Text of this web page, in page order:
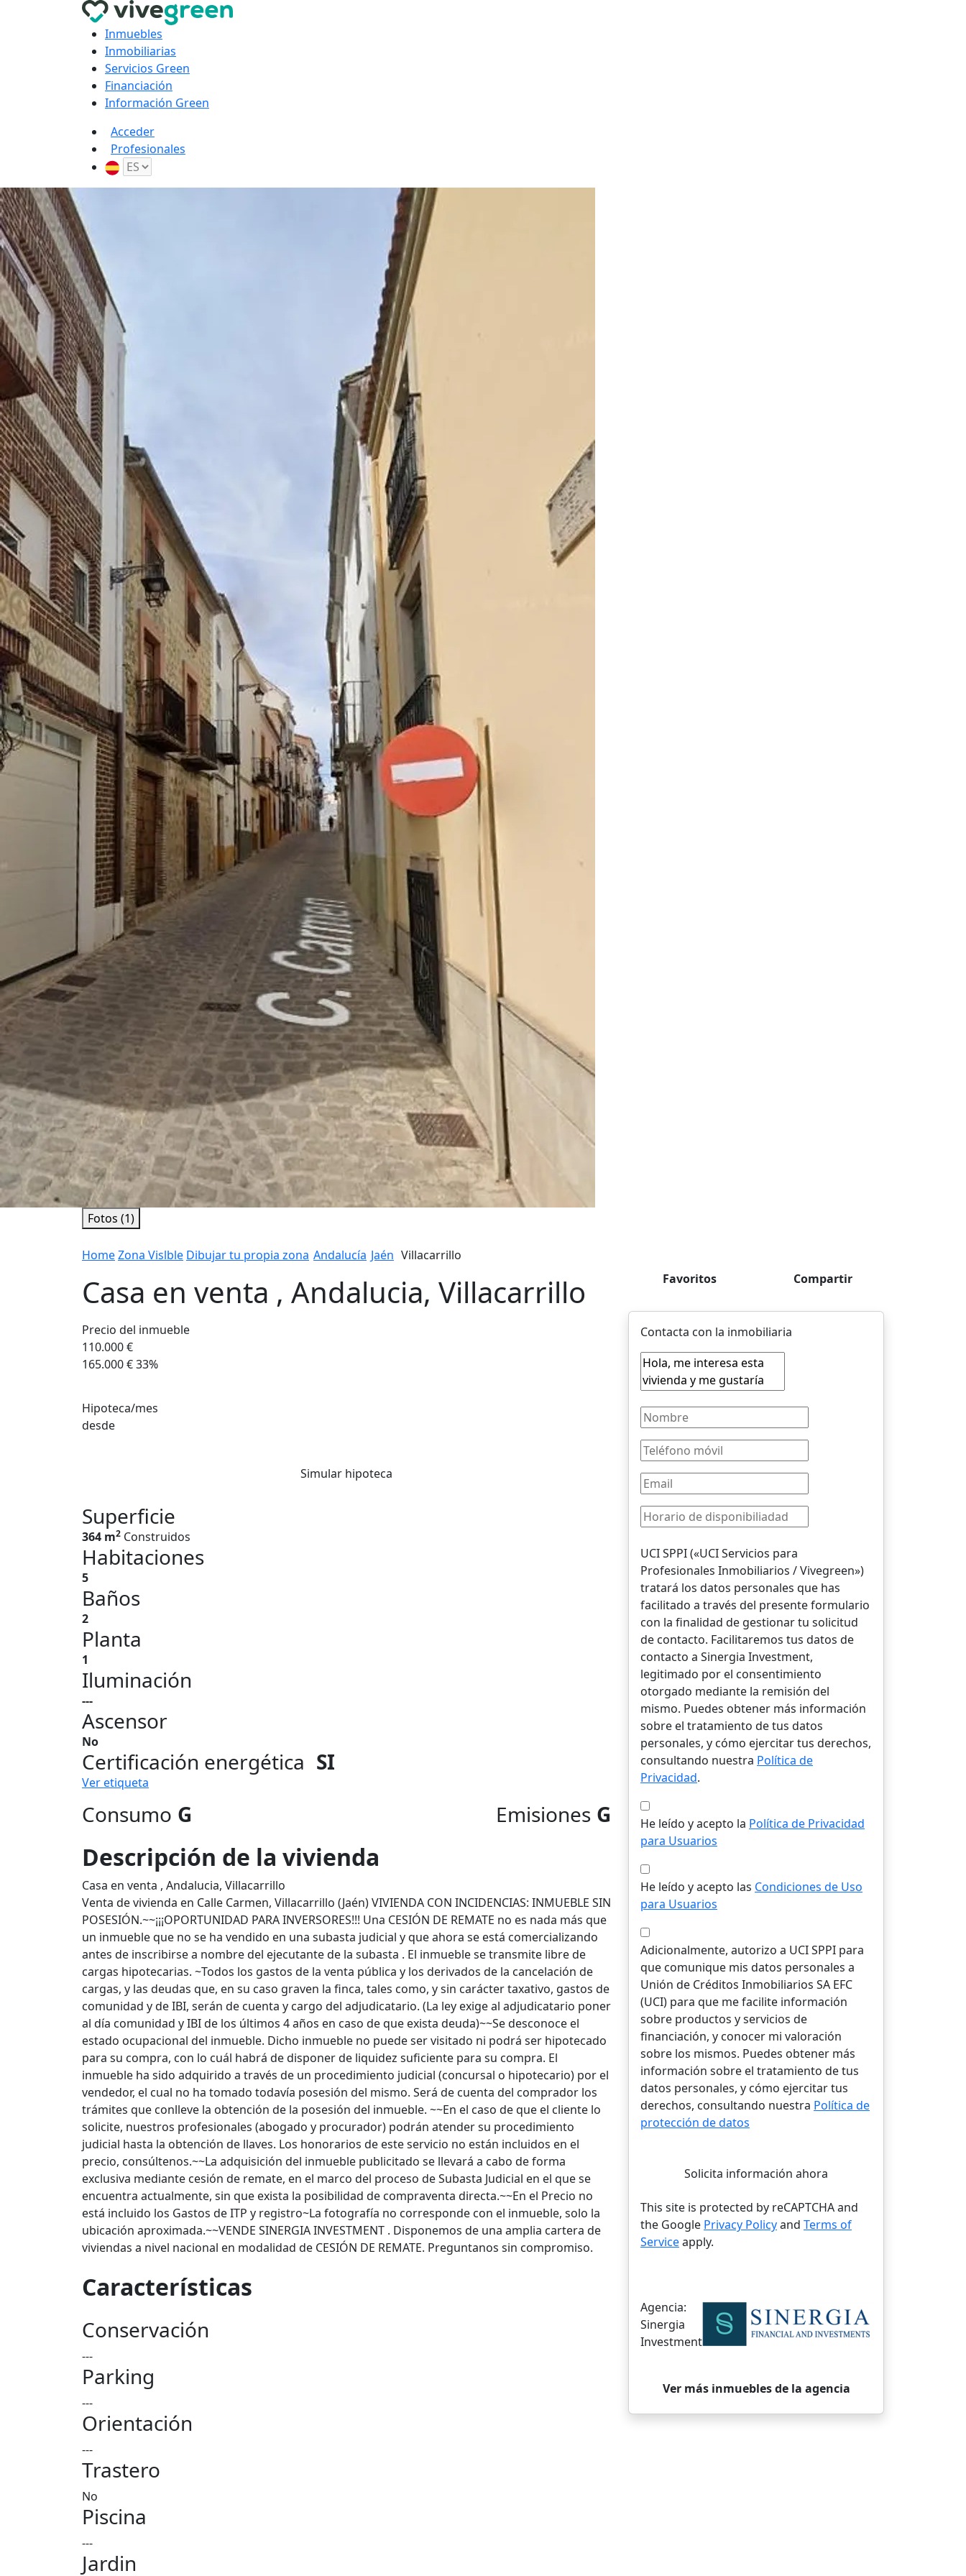
Inmuebles
Inmobiliarias
Servicios Green
Financiación
Información Green
Acceder
Profesionales
Fotos (1)
HomeZona Vislble Dibujar tu propia zona Andalucía Jaén Villacarrillo
Casa en venta , Andalucia, Villacarrillo
Precio del inmueble
110.000 €
165.000 €33%
Hipoteca/mes
desde
Simular hipoteca
Superficie
364 m2 Construidos
Habitaciones
5
Baños
2
Planta
1
Iluminación
---
Ascensor
No
Certificación energética SI
Ver etiqueta
Consumo G Emisiones G
Descripción de la vivienda
Casa en venta , Andalucia, Villacarrillo
Venta de vivienda en Calle Carmen, Villacarrillo (Jaén) VIVIENDA CON INCIDENCIAS: INMUEBLE SIN
POSESIÓN.~~¡¡¡OPORTUNIDAD PARA INVERSORES!!! Una CESIÓN DE REMATE no es nada más que
un inmueble que no se ha vendido en una subasta judicial y que ahora se está comercializando
antes de inscribirse a nombre del ejecutante de la subasta . El inmueble se transmite libre de
cargas hipotecarias. ~Todos los gastos de la venta pública y los derivados de la cancelación de
cargas, y las deudas que, en su caso graven la finca, tales como, y sin carácter taxativo, gastos de
comunidad y de IBI, serán de cuenta y cargo del adjudicatario. (La ley exige al adjudicatario poner
al día comunidad y IBI de los últimos 4 años en caso de que exista deuda)~~Se desconoce el
estado ocupacional del inmueble. Dicho inmueble no puede ser visitado ni podrá ser hipotecado
para su compra, con lo cuál habrá de disponer de liquidez suficiente para su compra. El
inmueble ha sido adquirido a través de un procedimiento judicial (concursal o hipotecario) por el
vendedor, el cual no ha tomado todavía posesión del mismo. Será de cuenta del comprador los
trámites que conlleve la obtención de la posesión del inmueble. ~~En el caso de que el cliente lo
solicite, nuestros profesionales (abogado y procurador) podrán atender su procedimiento
judicial hasta la obtención de llaves. Los honorarios de este servicio no están incluidos en el
precio, consúltenos.~~La adquisición del inmueble publicitado se llevará a cabo de forma
exclusiva mediante cesión de remate, en el marco del proceso de Subasta Judicial en el que se
encuentra actualmente, sin que exista la posibilidad de compraventa directa.~~En el Precio no
está incluido los Gastos de ITP y registro~La fotografía no corresponde con el inmueble, solo la
ubicación aproximada.~~VENDE SINERGIA INVESTMENT . Disponemos de una amplia cartera de
viviendas a nivel nacional en modalidad de CESIÓN DE REMATE. Preguntanos sin compromiso.
Características
Conservación
---
Parking
---
Orientación
---
Trastero
No
Piscina
---
Jardin
Favoritos Compartir
Contacta con la inmobiliaria
UCI SPPI («UCI Servicios para
Profesionales Inmobiliarios / Vivegreen»)
tratará los datos personales que has
facilitado a través del presente formulario
con la finalidad de gestionar tu solicitud
de contacto. Facilitaremos tus datos de
contacto a Sinergia Investment,
legitimado por el consentimiento
otorgado mediante la remisión del
mismo. Puedes obtener más información
sobre el tratamiento de tus datos
personales, y cómo ejercitar tus derechos,
consultando nuestra Política de
Privacidad.
He leído y acepto la Política de Privacidad
para Usuarios
He leído y acepto las Condiciones de Uso
para Usuarios
Adicionalmente, autorizo a UCI SPPI para
que comunique mis datos personales a
Unión de Créditos Inmobiliarios SA EFC
(UCI) para que me facilite información
sobre productos y servicios de
financiación, y conocer mi valoración
sobre los mismos. Puedes obtener más
información sobre el tratamiento de tus
datos personales, y cómo ejercitar tus
derechos, consultando nuestra Política de
protección de datos
Solicita información ahora
This site is protected by reCAPTCHA and
the Google Privacy Policyand Terms of
Serviceapply.
Agencia:
Sinergia
Investment
Ver más inmuebles de la agencia